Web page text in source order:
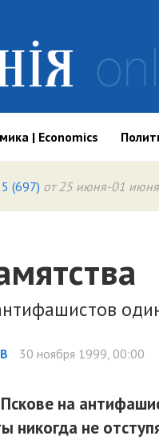
| Economics
(697) от 25 июня-01
30 ноября 1999, 00:00
на
никогда не